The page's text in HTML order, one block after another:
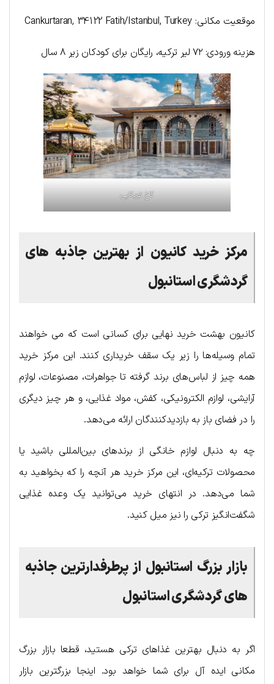
موقعیت مکانی: Cankurtaran, 34122 Fatih/Istanbul, Turkey
هزینه ورودی: ۷۲ لیر ترکیه، رایگان برای کودکان زیر ۸ سال
کاخ توپکاپی
مرکز خرید کانیون از بهترین جاذبه های
گردشگری استانبول
کانیون بهشت خرید نهایی برای کسانی است که می خواهند
تمام وسیله‌ها را زیر یک سقف خریداری کنند. این مرکز خرید
همه چیز از لباس‌های برند گرفته تا جواهرات، مصنوعات، لوازم
آرایشی، لوازم الکترونیکی، کفش، مواد غذایی، و هر چیز دیگری
را در فضای باز به بازدیدکنندگان ارائه می‌دهد.
چه به دنبال لوازم خانگی از برندهای بین‌المللی باشید یا
محصولات ترکیه‌ای، این مرکز خرید هر آنچه را که بخواهید به
شما می‌دهد. در انتهای خرید می‌توانید یک وعده غذایی
شگفت‌انگیز ترکی را نیز میل کنید.
بازار بزرگ استانبول از پرطرفدارترین جاذبه
های گردشگری استانبول
اگر به دنبال بهترین غذاهای ترکی هستید، قطعا بازار بزرگ
مکانی ایده آل برای شما خواهد بود. اینجا بزرگترین بازار